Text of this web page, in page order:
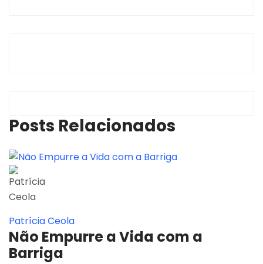
Posts Relacionados
Patrícia Ceola
Não Empurre a Vida com a
Barriga